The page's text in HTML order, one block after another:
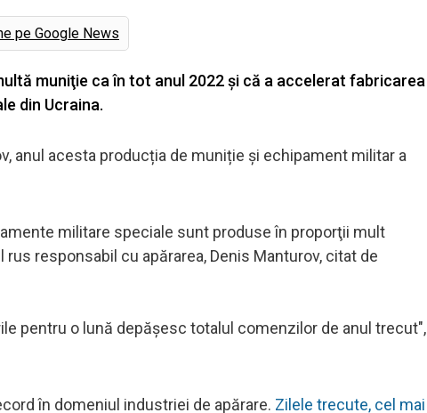
pe Google News
muniţie ca în tot anul 2022 şi că a accelerat fabricarea
din Ucraina.
anul acesta producția de muniție și echipament militar a
militare speciale sunt produse în proporţii mult
responsabil cu apărarea, Denis Manturov, citat de
pentru o lună depăşesc totalul comenzilor de anul trecut",
în domeniul industriei de apărare. Zilele trecute, cel mai